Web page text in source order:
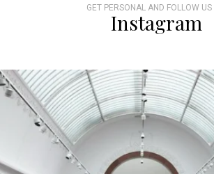
GET PERSONAL AND FOLLOW US
Instagram